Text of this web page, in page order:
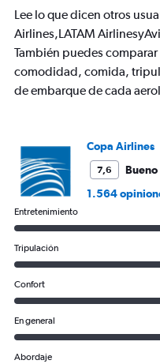
chart
1
Y
axis
displaying
to
1500.
Lee lo que dicen otros
Airlines,LATAM
También puedes
comodidad, comida,
de embarque de cada
Copa Airlines
7,6
Bueno
1.564
Entretenimiento
Tripulación
Confort
En general
Abordaje